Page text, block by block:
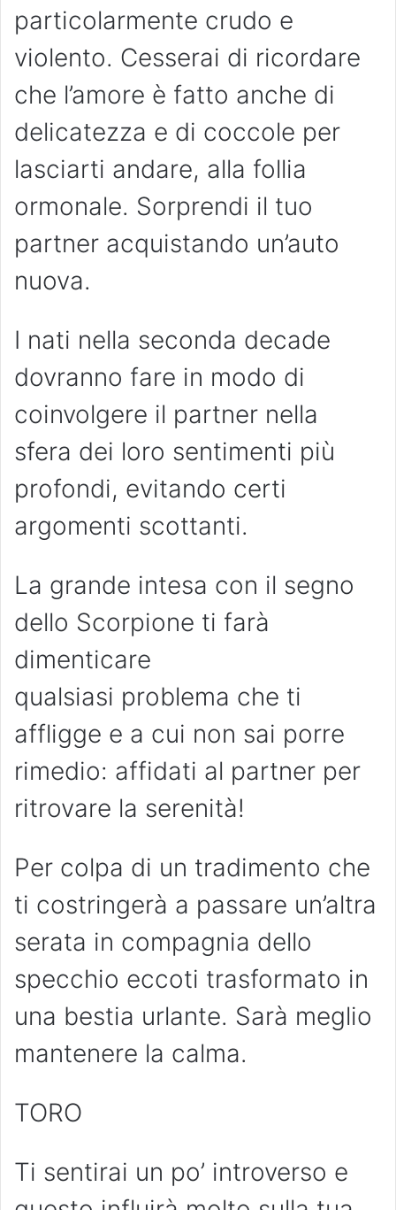
particolarmente crudo e
violento. Cesserai di ricordare
che l’amore è fatto anche di
delicatezza e di coccole per
lasciarti andare, alla follia
ormonale. Sorprendi il tuo
partner acquistando un’auto
nuova.
I nati nella seconda decade
dovranno fare in modo di
coinvolgere il partner nella
sfera dei loro sentimenti più
profondi, evitando certi
argomenti scottanti.
La grande intesa con il segno
dello Scorpione ti farà
dimenticare
qualsiasi problema che ti
affligge e a cui non sai porre
rimedio: affidati al partner per
ritrovare la serenità!
Per colpa di un tradimento che
ti costringerà a passare un’altra
serata in compagnia dello
specchio eccoti trasformato in
una bestia urlante. Sarà meglio
mantenere la calma.
TORO
Ti sentirai un po’ introverso e